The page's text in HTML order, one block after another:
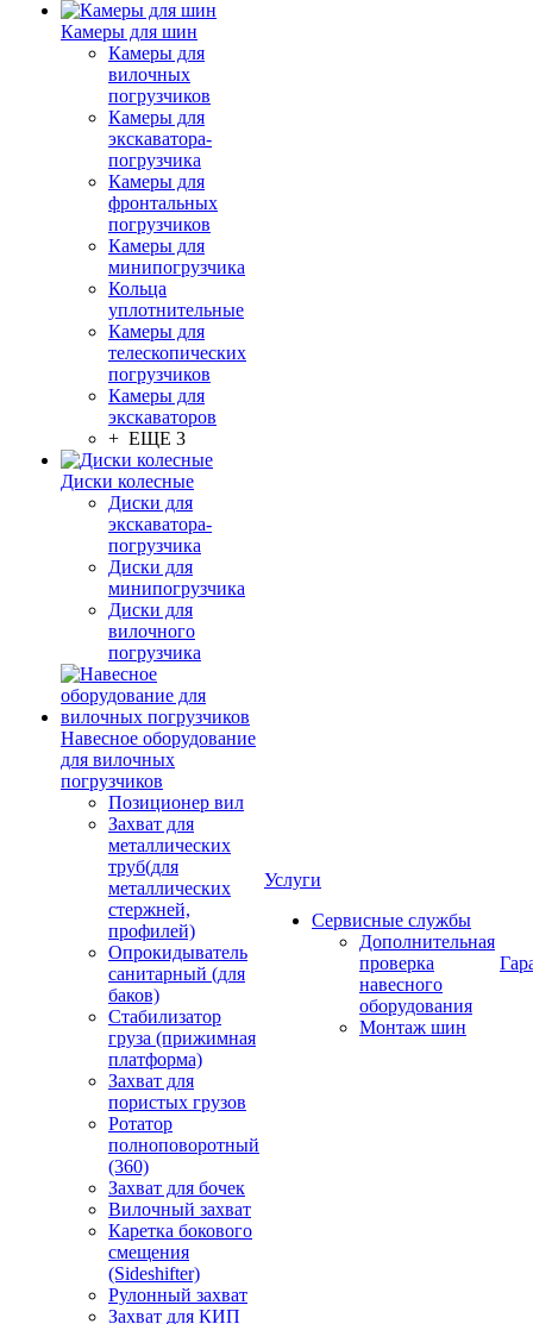
Камеры для шин
Камеры для
вилочных
погрузчиков
Камеры для
экскаватора-
погрузчика
Камеры для
фронтальных
погрузчиков
Камеры для
минипогрузчика
Кольца
уплотнительные
Камеры для
телескопических
погрузчиков
Камеры для
экскаваторов
+ ЕЩЕ 3
Диски колесные
Диски для
экскаватора-
погрузчика
Диски для
минипогрузчика
Диски для
вилочного
погрузчика
Навесное оборудование
для вилочных
погрузчиков
Позиционер вил
Захват для
металлических
труб(для
металлических
стержней,
профилей)
Опрокидыватель
санитарный (для
баков)
Стабилизатор
груза (прижимная
платформа)
Захват для
пористых грузов
Ротатор
полноповоротный
(360)
Захват для бочек
Вилочный захват
Каретка бокового
смещения
(Sideshifter)
Рулонный захват
Захват для КИП
Услуги
Сервисные службы
Дополнительная
проверка
навесного
оборудования
Монтаж шин